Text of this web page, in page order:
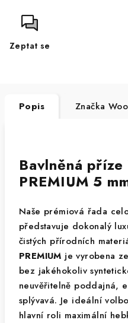
Zeptat se
Popis Značka
Bavlněná
PREMIUM 5
Naše prémiová řada
představuje dokonalý
čistých přírodních
PREMIUM je vyrobena
bez jakéhokoliv
neuvěřitelně poddajná,
splývavá. Je ideální
hlavní roli maximální